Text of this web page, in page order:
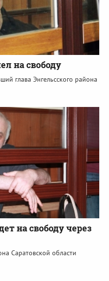
на свободу
глава Энгельсского района
на свободу через
Саратовской области